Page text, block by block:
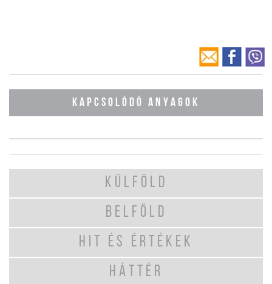
KAPCSOLÓDÓ ANYAGOK
KÜLFÖLD
BELFÖLD
HIT ÉS ÉRTÉKEK
HÁTTÉR